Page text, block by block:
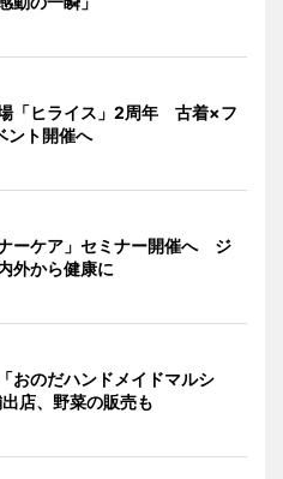
「ヒライス」2周年 古着×フ
ント開催へ
ーケア」セミナー開催へ ジ
外から健康に
おのだハンドメイドマルシ
店、野菜の販売も